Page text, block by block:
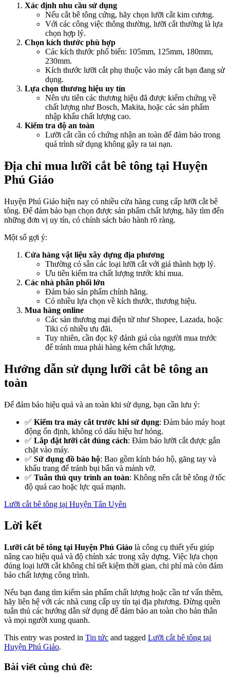
Xác định nhu cầu sử dụng
Nếu cắt bê tông cứng, hãy chọn lưỡi cắt kim cương.
Với các công việc thông thường, lưỡi cắt thường là lựa
chọn hợp lý.
Chọn kích thước phù hợp
Các kích thước phổ biến: 105mm, 125mm, 180mm,
230mm.
Kích thước lưỡi cắt phụ thuộc vào máy cắt bạn đang sử
dụng.
Lựa chọn thương hiệu uy tín
Nên ưu tiên các thương hiệu đã được kiểm chứng về
chất lượng như Bosch, Makita, hoặc các sản phẩm
nhập khẩu chất lượng cao.
Kiểm tra độ an toàn
Lưỡi cắt cần có chứng nhận an toàn để đảm bảo trong
quá trình sử dụng không gây ra tai nạn.
Địa chỉ mua lưỡi cắt bê tông tại Huyện
Phú Giáo
Huyện Phú Giáo hiện nay có nhiều cửa hàng cung cấp lưỡi cắt bê
tông. Để đảm bảo bạn chọn được sản phẩm chất lượng, hãy tìm đến
những đơn vị uy tín, có chính sách bảo hành rõ ràng.
Một số gợi ý:
Cửa hàng vật liệu xây dựng địa phương
Thường có sẵn các loại lưỡi cắt với giá thành hợp lý.
Ưu tiên kiểm tra chất lượng trước khi mua.
Các nhà phân phối lớn
Đảm bảo sản phẩm chính hãng.
Có nhiều lựa chọn về kích thước, thương hiệu.
Mua hàng online
Các sàn thương mại điện tử như Shopee, Lazada, hoặc
Tiki có nhiều ưu đãi.
Tuy nhiên, cần đọc kỹ đánh giá của người mua trước
để tránh mua phải hàng kém chất lượng.
Hướng dẫn sử dụng lưỡi cắt bê tông an
toàn
Để đảm bảo hiệu quả và an toàn khi sử dụng, bạn cần lưu ý:
✅ Kiểm tra máy cắt trước khi sử dụng: Đảm bảo máy hoạt
động ổn định, không có dấu hiệu hư hỏng.
✅ Lắp đặt lưỡi cắt đúng cách: Đảm bảo lưỡi cắt được gắn
chặt vào máy.
✅ Sử dụng đồ bảo hộ: Bao gồm kính bảo hộ, găng tay và
khẩu trang để tránh bụi bẩn và mảnh vỡ.
✅ Tuân thủ quy trình an toàn: Không nên cắt bê tông ở tốc
độ quá cao hoặc lực quá mạnh.
Lưỡi cắt bê tông tại Huyện Tân Uyên
Lời kết
Lưỡi cắt bê tông tại Huyện Phú Giáo là công cụ thiết yếu giúp
nâng cao hiệu quả và độ chính xác trong xây dựng. Việc lựa chọn
đúng loại lưỡi cắt không chỉ tiết kiệm thời gian, chi phí mà còn đảm
bảo chất lượng công trình.
Nếu bạn đang tìm kiếm sản phẩm chất lượng hoặc cần tư vấn thêm,
hãy liên hệ với các nhà cung cấp uy tín tại địa phương. Đừng quên
tuân thủ các hướng dẫn sử dụng để đảm bảo an toàn cho bản thân
và mọi người xung quanh.
This entry was posted in Tin tức and tagged Lưỡi cắt bê tông tại
Huyện Phú Giáo.
Bài viết cùng chủ đề: